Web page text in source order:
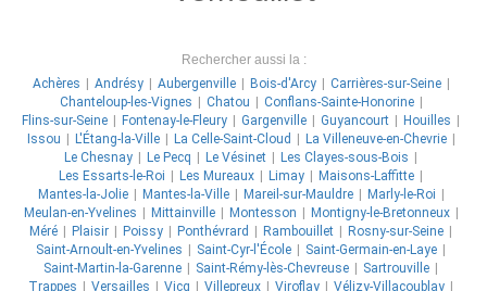
Rechercher aussi la :
Achères
Andrésy Aubergenville Bois-d'Arcy
Carrières-sur-Seine
Chanteloup-les-Vignes
Chatou
Conflans-Sainte-Honorine
Flins-sur-Seine
Fontenay-le-Fleury Gargenville Guyancourt
Houilles
Issou
L'Étang-la-Ville La Celle-Saint-Cloud
La Villeneuve-en-Chevrie
Le Chesnay
Le Pecq Le Vésinet
Les Clayes-sous-Bois
Les Essarts-le-Roi
Les Mureaux Limay
Maisons-Laffitte
Mantes-la-Jolie
Mantes-la-Ville Mareil-sur-Mauldre
Marly-le-Roi
Meulan-en-Yvelines
Mittainville Montesson
Montigny-le-Bretonneux
Méré
Plaisir Poissy Ponthévrard Rambouillet
Rosny-sur-Seine
Saint-Arnoult-en-Yvelines
Saint-Cyr-l'École
Saint-Germain-en-Laye
Saint-Martin-la-Garenne
Saint-Rémy-lès-Chevreuse
Sartrouville
Trappes
Versailles Vicq Villepreux Viroflay
Vélizy-Villacoublay